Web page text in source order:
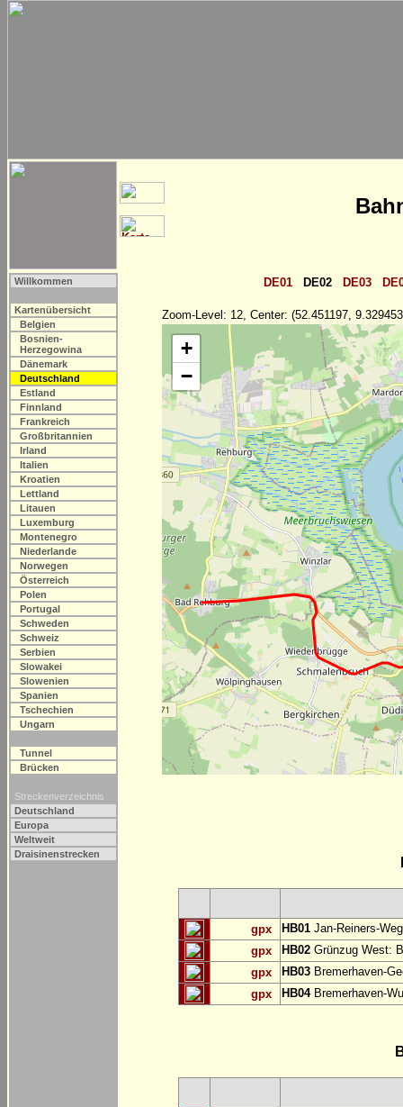
Willkommen
Kartenübersicht
Belgien
Bosnien-
Herzegowina
Dänemark
Deutschland
Estland
Finnland
Frankreich
Großbritannien
Irland
Italien
Kroatien
Lettland
Litauen
Luxemburg
Montenegro
Niederlande
Norwegen
Österreich
Polen
Portugal
Schweden
Schweiz
Serbien
Slowakei
Slowenien
Spanien
Tschechien
Ungarn
Tunnel
Brücken
Streckenverzeichnis
Deutschland
Europa
Weltweit
Draisinenstrecken
DE01 DE02 DE03
Zoom-Level: 12, Center: (52.451197,
+
−
gpx HB01 Jan-Reiners-
gpx
HB02 Grünzug West:
gpx
HB03 Bremerhaven-
gpx
HB04Bremerhaven-